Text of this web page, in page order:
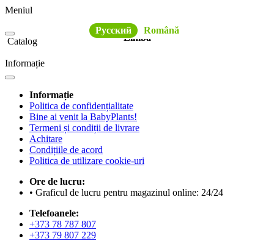
Meniul
Limba
Русский
Română
Catalog
Informație
Informație
Politica de confidențialitate
Bine ai venit la BabyPlants!
Termeni și condiții de livrare
Achitare
Condițiile de acord
Politica de utilizare cookie-uri
Ore de lucru:
• Graficul de lucru pentru magazinul online: 24/24
Telefoanele:
+373 78 787 807
+373 79 807 229